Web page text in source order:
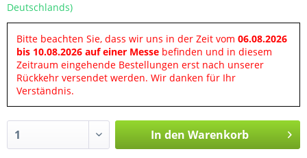
Deutschlands)
Bitte beachten Sie, dass wir uns in der Zeit vom 06.08.2026
bis 10.08.2026 auf einer Messe befinden und in diesem
Zeitraum eingehende Bestellungen erst nach unserer
Rückkehr versendet werden. Wir danken für Ihr
Verständnis.
In den Warenkorb